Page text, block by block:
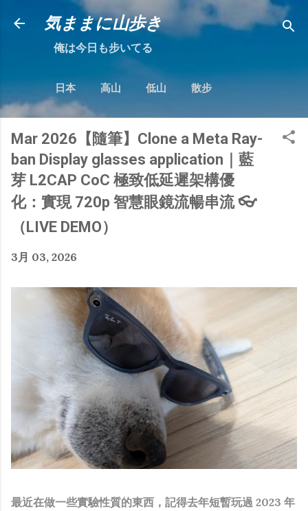
跳到主要內容
気ままに山歩き
俺は今日も步いてる
日本 高山 低山 散步
Mar 2026【隨筆】Clone a Meta Ray-
ban Display glasses application｜藍
芽 L2CAP CoC 極致低延遲架構優
化：實現 720p 智慧眼鏡流暢串流 👓
（LIVE DEMO）
3月 03, 2026
最近在做一些實驗性質的東西，記得去年短暫玩過 2023 年